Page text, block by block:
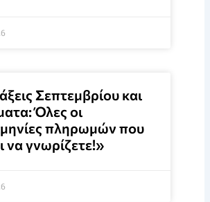
Σεπτεμβρίου και
Όλες οι
πληρωμών που
να γνωρίζετε!»